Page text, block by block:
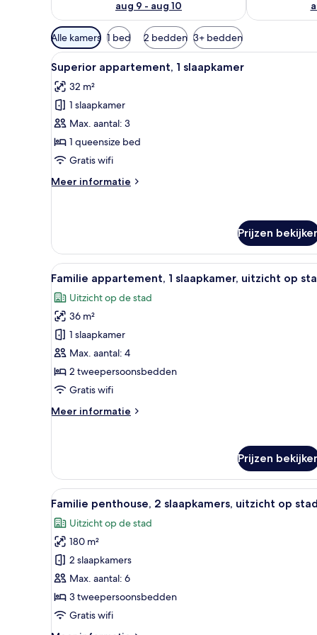
aug 9 - aug 10
Beschikbare
filters
voor
kamers
Alle kamers 1 bed 2 bedden 3+ bedden
Alle
foto's
voor
Superior
appartement,
1
slaapkamer
Een moderne hotelkamer
7
Superior appartement, 1 slaapkamer
32 m²
1 slaapkamer
Max. aantal: 3
1 queensize bed
Gratis wifi
Meer informatie
Meer
1
slaapkamer
Prijzen
Alle
foto's
voor
Familie
appartement,
1
slaapkamer,
uitzicht
stad
Een hotelkamer met twee
6
Familie appartement, 1 slaapkamer, uitzicht op
Uitzicht op de stad
36 m²
1 slaapkamer
Max. aantal: 4
2 tweepersoonsbedden
Gratis wifi
Meer informatie
Meer
1
slaapkamer,
uitzicht
stad
Prijzen
Alle
foto's
voor
Familie
penthouse,
2
slaapkamers,
uitzicht
Een moderne hotelkamer
9
Familie penthouse, 2 slaapkamers, uitzicht op stad
Uitzicht op de stad
180 m²
2 slaapkamers
Max. aantal: 6
3 tweepersoonsbedden
Gratis wifi